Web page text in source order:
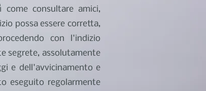
consultare amici,
possa essere corretta,
con l'indizio
segrete, assolutamente
e dell'avvicinamento e
eseguito regolarmente